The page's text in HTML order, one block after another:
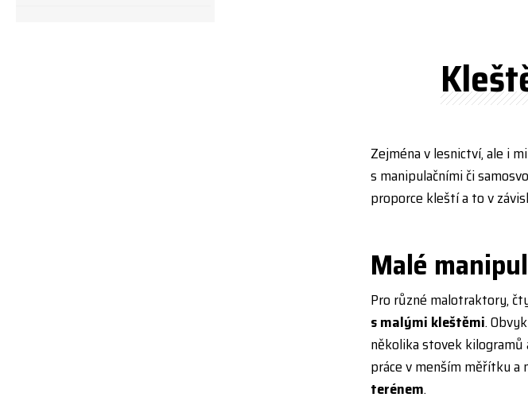
Zejména v lesnictví, ale i
s manipulačními či
proporce kleští a to v
Malé
Pro různé malotraktory,
s malými kleštěmi.
několika stovek kilogramů
práce v menším měřítku
terénem.